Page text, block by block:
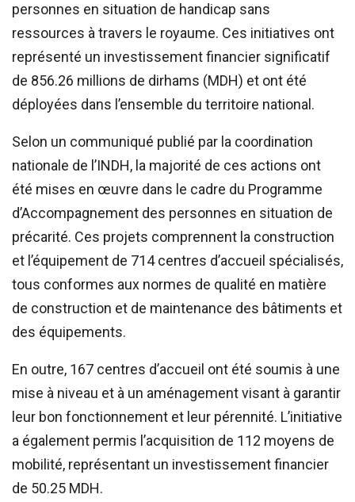
personnes en situation de handicap sans
ressources à travers le royaume. Ces initiatives ont
représenté un investissement financier significatif
de 856.26 millions de dirhams (MDH) et ont été
déployées dans l’ensemble du territoire national.
Selon un communiqué publié par la coordination
nationale de l’INDH, la majorité de ces actions ont
été mises en œuvre dans le cadre du Programme
d’Accompagnement des personnes en situation de
précarité. Ces projets comprennent la construction
et l’équipement de 714 centres d’accueil spécialisés,
tous conformes aux normes de qualité en matière
de construction et de maintenance des bâtiments et
des équipements.
En outre, 167 centres d’accueil ont été soumis à une
mise à niveau et à un aménagement visant à garantir
leur bon fonctionnement et leur pérennité. L’initiative
a également permis l’acquisition de 112 moyens de
mobilité, représentant un investissement financier
de 50.25 MDH.